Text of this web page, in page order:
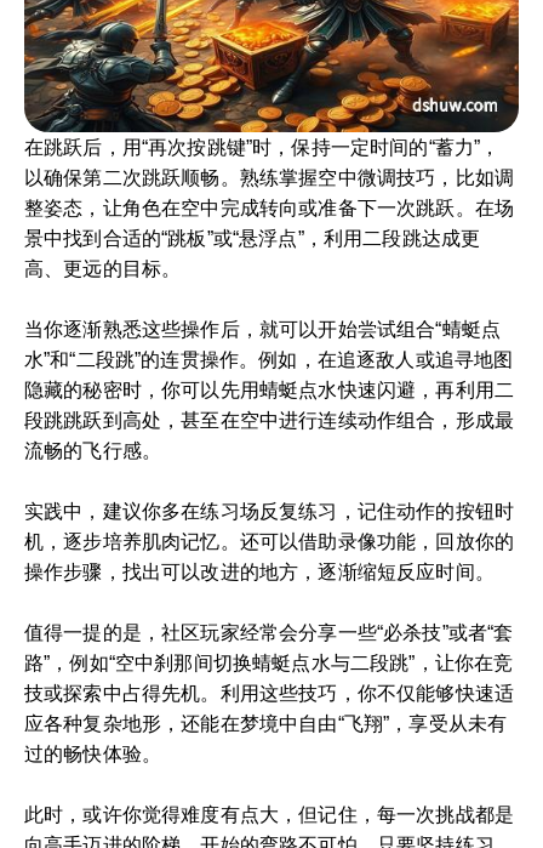
在跳跃后，用“再次按跳键”时，保持一定时间的“蓄力”，
以确保第二次跳跃顺畅。熟练掌握空中微调技巧，比如调
整姿态，让角色在空中完成转向或准备下一次跳跃。在场
景中找到合适的“跳板”或“悬浮点”，利用二段跳达成更
高、更远的目标。
当你逐渐熟悉这些操作后，就可以开始尝试组合“蜻蜓点
水”和“二段跳”的连贯操作。例如，在追逐敌人或追寻地图
隐藏的秘密时，你可以先用蜻蜓点水快速闪避，再利用二
段跳跳跃到高处，甚至在空中进行连续动作组合，形成最
流畅的飞行感。
实践中，建议你多在练习场反复练习，记住动作的按钮时
机，逐步培养肌肉记忆。还可以借助录像功能，回放你的
操作步骤，找出可以改进的地方，逐渐缩短反应时间。
值得一提的是，社区玩家经常会分享一些“必杀技”或者“套
路”，例如“空中刹那间切换蜻蜓点水与二段跳”，让你在竞
技或探索中占得先机。利用这些技巧，你不仅能够快速适
应各种复杂地形，还能在梦境中自由“飞翔”，享受从未有
过的畅快体验。
此时，或许你觉得难度有点大，但记住，每一次挑战都是